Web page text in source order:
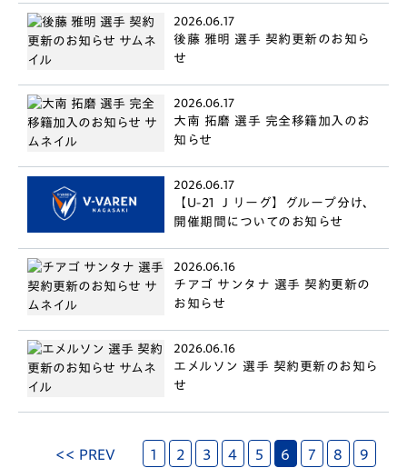
2026.06.17
後藤 雅明 選手 契約更新のお知ら
せ
2026.06.17
大南 拓磨 選手 完全移籍加入のお
知らせ
2026.06.17
【U-21 Ｊリーグ】グループ分け、
開催期間についてのお知らせ
2026.06.16
チアゴ サンタナ 選手 契約更新の
お知らせ
2026.06.16
エメルソン 選手 契約更新のお知ら
せ
<< PREV 1 2 3 4 5 6 7 8
9